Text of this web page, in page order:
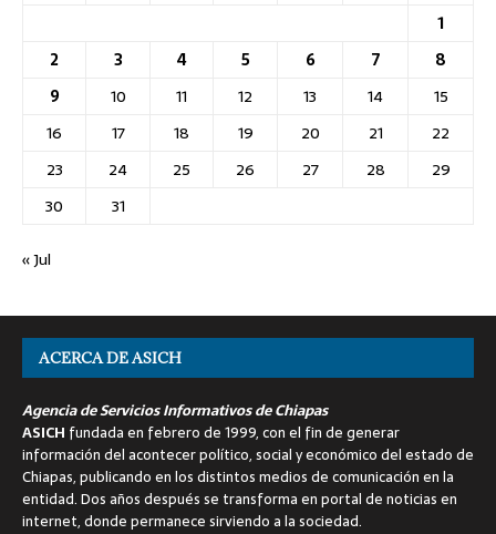
1
2
3 4 5 6 7
8
9
10 11 12 13 14
15
16
17 18 19 20 21
22
23
24 25 26 27 28
29
30
31
« Jul
ACERCA DE ASICH
Agencia de Servicios Informativos de Chiapas
ASICH fundada en febrero de 1999, con el fin de generar
información del acontecer político, social y económico del estado de
Chiapas, publicando en los distintos medios de comunicación en la
entidad. Dos años después se transforma en portal de noticias en
internet, donde permanece sirviendo a la sociedad.